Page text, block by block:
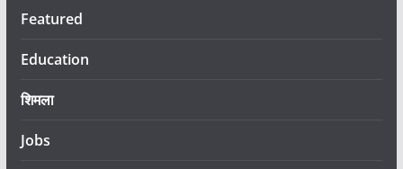
Featured
Education
शिमला
Jobs